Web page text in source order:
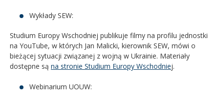
Wykłady SEW:
Studium Europy Wschodniej publikuje filmy na profilu jednostki
na YouTube, w których Jan Malicki, kierownik SEW, mówi o
bieżącej sytuacji związanej z wojną w Ukrainie. Materiały
dostępne są na stronie Studium Europy Wschodniej.
Webinarium UOUW: